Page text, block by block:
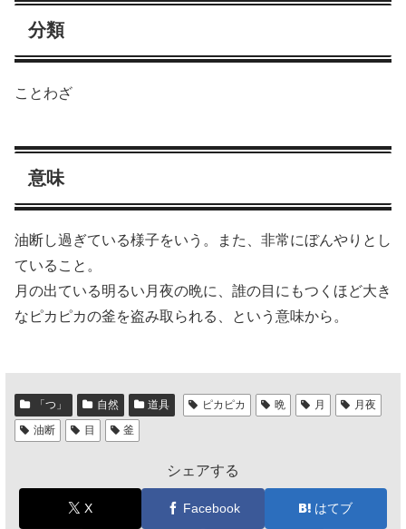
分類
ことわざ
意味
油断し過ぎている様子をいう。また、非常にぼんやりとし
ていること。
月の出ている明るい月夜の晩に、誰の目にもつくほど大き
なピカピカの釜を盗み取られる、という意味から。
「つ」 自然 道具 ピカピカ 晩 月
月夜
油断
目 釜
シェアする
X Facebook はてブ